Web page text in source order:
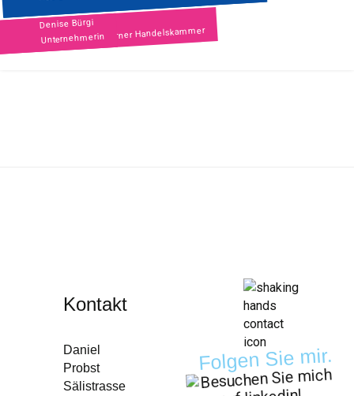
Rolf Riechsteiner
Präsident Solothurner Handelskammer
Denise Bürgi
Unternehmerin
Kontakt
Daniel
Probst
Sälistrasse
Folgen Sie mir.